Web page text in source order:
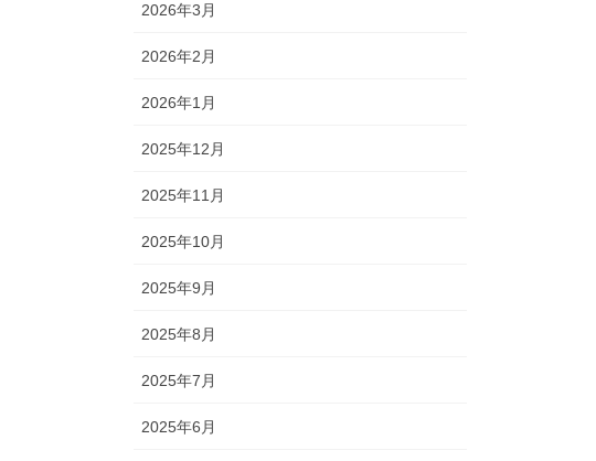
2026年3月
2026年2月
2026年1月
2025年12月
2025年11月
2025年10月
2025年9月
2025年8月
2025年7月
2025年6月